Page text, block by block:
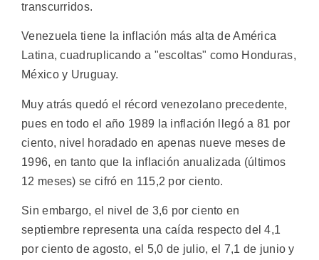
transcurridos.
Venezuela tiene la inflación más alta de América
Latina, cuadruplicando a "escoltas" como Honduras,
México y Uruguay.
Muy atrás quedó el récord venezolano precedente,
pues en todo el año 1989 la inflación llegó a 81 por
ciento, nivel horadado en apenas nueve meses de
1996, en tanto que la inflación anualizada (últimos
12 meses) se cifró en 115,2 por ciento.
Sin embargo, el nivel de 3,6 por ciento en
septiembre representa una caída respecto del 4,1
por ciento de agosto, el 5,0 de julio, el 7,1 de junio y